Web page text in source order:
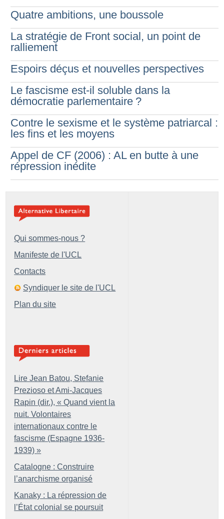
Quatre ambitions, une boussole
La stratégie de Front social, un point de
ralliement
Espoirs déçus et nouvelles perspectives
Le fascisme est-il soluble dans la
démocratie parlementaire ?
Contre le sexisme et le système patriarcal :
les fins et les moyens
Appel de CF (2006) : AL en butte à une
répression inédite
Qui sommes-nous ?
Manifeste de l'UCL
Contacts
Syndiquer le site de l'UCL
Plan du site
Lire Jean Batou, Stefanie
Prezioso et Ami-Jacques
Rapin (dir.), « Quand vient la
nuit. Volontaires
internationaux contre le
fascisme (Espagne 1936-
1939) »
Catalogne : Construire
l’anarchisme organisé
Kanaky : La répression de
l’État colonial se poursuit